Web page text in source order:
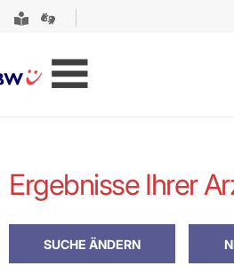
Ergebnisse Ihrer